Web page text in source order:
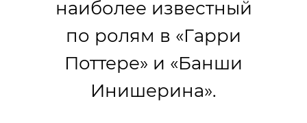
наиболее известный
по ролям в «Гарри
Поттере» и «Банши
Инишерина».